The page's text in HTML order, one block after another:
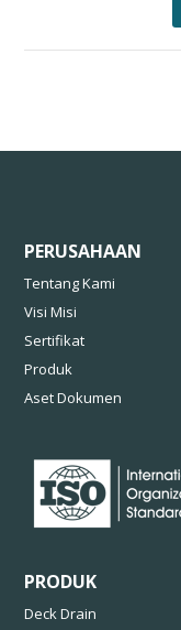
PERUSAHAAN
Tentang Kami
Visi Misi
Sertifikat
Produk
Aset Dokumen
PRODUK
Deck Drain